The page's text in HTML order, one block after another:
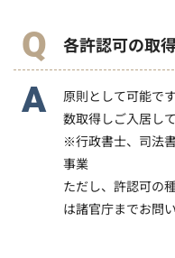
各許認可の取
原則として可能で
数取得しご入居し
※行政書士、司法
事業
ただし、許認可の
は諸官庁までお問